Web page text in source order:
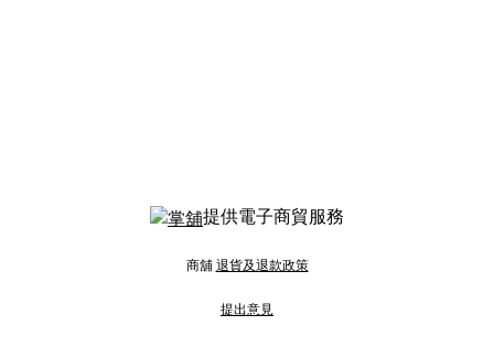
提供電子商貿服務
商舖 退貨及退款政策
提出意見